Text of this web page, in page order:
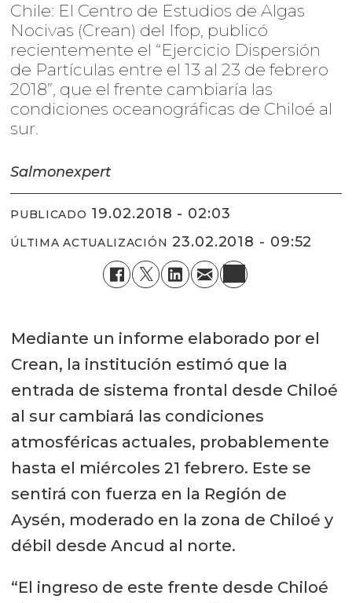
Chile: El Centro de Estudios de Algas
Nocivas (Crean) del Ifop, publicó
recientemente el “Ejercicio Dispersión
de Partículas entre el 13 al 23 de febrero
2018”, que el frente cambiaría las
condiciones oceanográficas de Chiloé al
sur.
Salmonexpert
PUBLICADO 19.02.2018 - 02:03
ÚLTIMA ACTUALIZACIÓN 23.02.2018 - 09:52
Mediante un informe elaborado por el
Crean, la institución estimó que la
entrada de sistema frontal desde Chiloé
al sur cambiará las condiciones
atmosféricas actuales, probablemente
hasta el miércoles 21 febrero. Este se
sentirá con fuerza en la Región de
Aysén, moderado en la zona de Chiloé y
débil desde Ancud al norte.
“El ingreso de este frente desde Chiloé